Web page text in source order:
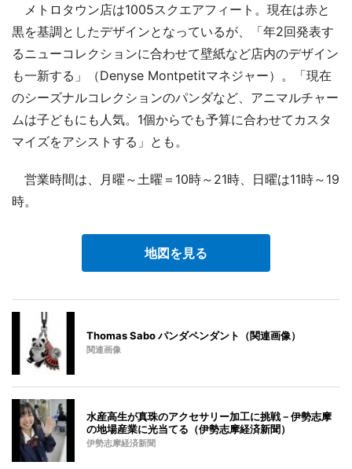
メトロタウン店は1005スクエアフィート。現在は赤と
黒を基調としたデザインとなっているが、「年2回発表す
るニューコレクションに合わせて壁紙など店内のデザイン
も一新する」（Denyse Montpetitマネジャー）。「現在
のシーズナルコレクションのパンダなど、アニマルチャー
ムは子どもにも人気。1個からでも予算に合わせてカスタ
マイズをアシストする」とも。
営業時間は、月曜～土曜＝10時～21時、日曜は11時～19
時。
地図を見る
Thomas Sabo パンダペンダント（関連画像）
関連画像
水産高生が真珠のアクセサリー加工に挑戦－伊勢志摩
の地場産業に光当てる（伊勢志摩経済新聞）
伊勢志摩経済新聞